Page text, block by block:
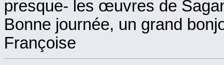
presque- les œuvres de
Bonne journée, un grand
Françoise